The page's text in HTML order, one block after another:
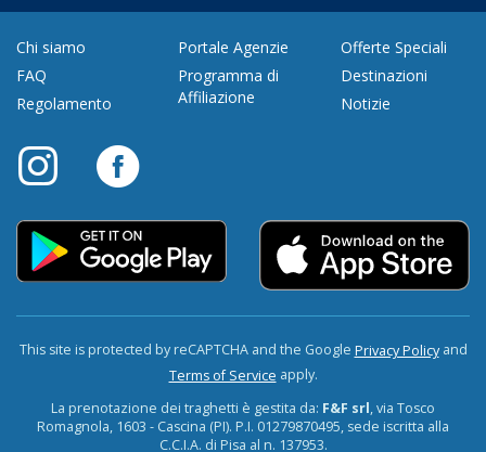
Chi siamo
FAQ
Regolamento
Portale Agenzie
Programma di
Affiliazione
Offerte Speciali
Destinazioni
Notizie
This site is protected by reCAPTCHA and the Google Privacy Policyand
Terms of Service apply.
La prenotazione dei traghetti è gestita da: F&F srl, via Tosco
Romagnola, 1603 - Cascina (PI). P.I. 01279870495, sede iscritta alla
C.C.I.A. di Pisa al n. 137953.